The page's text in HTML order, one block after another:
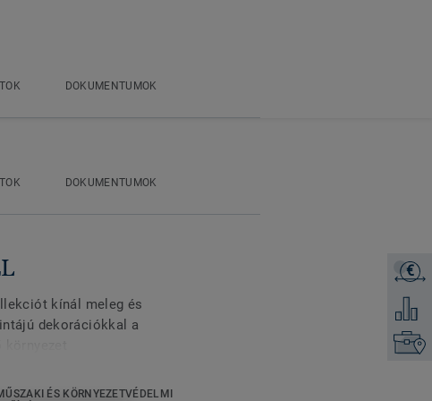
DOKUMENTUMOK
€
DOKUMENTUMOK
kínál meleg és
dekorációkkal a
padló, amely
ahol nagyon
ÉS KÖRNYEZETVÉDELMI